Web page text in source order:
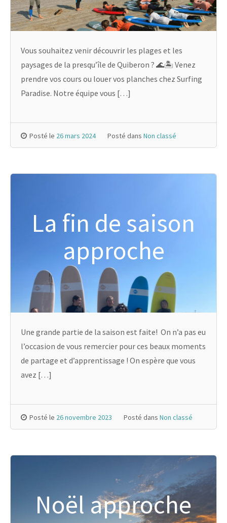
Vous souhaitez venir découvrir les plages et les
paysages de la presqu’île de Quiberon ? 🌊🏝️ Venez
prendre vos cours ou louer vos planches chez Surfing
Paradise. Notre équipe vous […]
Posté le 26 mars 2024 Posté dans Non classé
La fin de saison
approche
Une grande partie de la saison est faite! On n’a pas eu
l’occasion de vous remercier pour ces beaux moments
de partage et d’apprentissage ! On espère que vous
avez […]
Posté le 26 novembre 2023 Posté dans Non classé
Noël approche